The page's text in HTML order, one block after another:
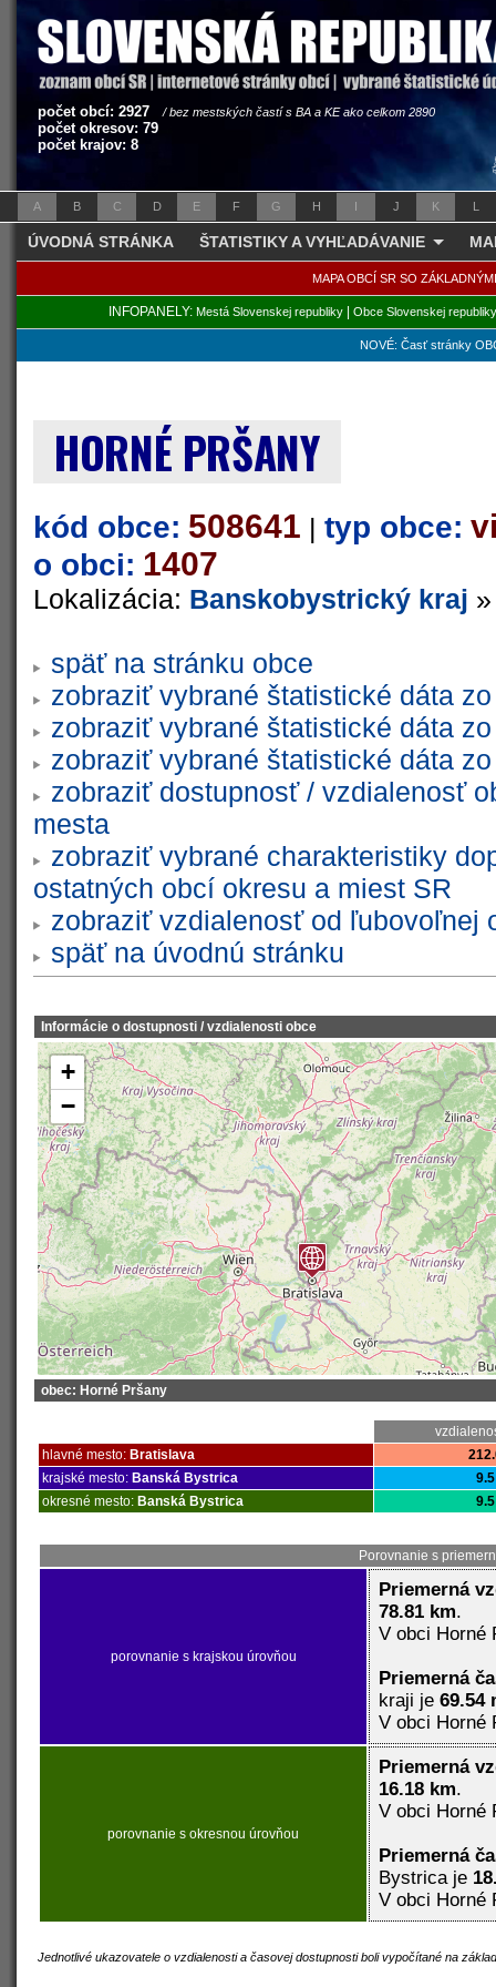
počet obcí: 2927 / bez mestských častí s BA a KE ako celkom 2890
počet okresov: 79
počet krajov: 8
A B C D E F G H I J K L
ÚVODNÁ STRÁNKA ŠTATISTIKY A VYHĽADÁVANIE
MAPA OBCÍ SR SO
INFOPANELY: Mestá Slovenskej republiky| Obce Slovenskej republiky
NOVÉ: Časť stránky
HORNÉ PRŠANY
kód obce: 508641 | typ obce:
o obci: 1407
Lokalizácia: Banskobystrický kraj
späť na stránku obce
zobraziť vybrané štatistické dáta
zobraziť vybrané štatistické dáta
zobraziť vybrané štatistické dáta
zobraziť dostupnosť / vzdialenosť
mesta
zobraziť vybrané charakteristiky
ostatných obcí okresu a miest SR
zobraziť vzdialenosť od ľubovoľnej
späť na úvodnú stránku
Informácie o dostupnosti / vzdialenosti obce
+
−
obec: Horné Pršany
hlavné mesto: Bratislava
krajské mesto: Banská Bystrica
9.5
okresné mesto: Banská Bystrica 9.5
Porovnanie s
porovnanie s krajskou úrovňou
Priemerná
78.81 km.
V obci Horné
Priemerná
kraji je 69.54
V obci Horné
porovnanie s okresnou úrovňou
Priemerná
16.18 km.
V obci Horné
Priemerná
Bystrica je
V obci Horné
Jednotlivé ukazovatele o vzdialenosti a časovej dostupnosti boli vypočítané na